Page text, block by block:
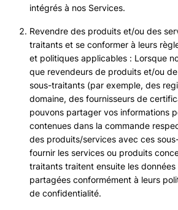
intégrés à nos Services.
Revendre des produits et/ou des
traitants et se conformer à leurs
et politiques applicables : Lorsque
que revendeurs de produits et/ou
sous-traitants (par exemple, des
domaine, des fournisseurs de
pouvons partager vos informations
contenues dans la commande
des produits/services avec ces
fournir les services ou produits
traitants traitent ensuite les données
partagées conformément à leurs
de confidentialité.